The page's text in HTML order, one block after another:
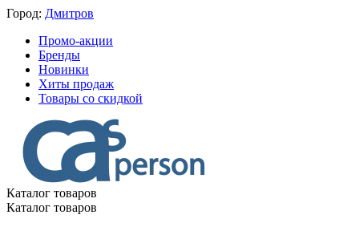
Город: Дмитров
Промо-акции
Бренды
Новинки
Хиты продаж
Товары со скидкой
Каталог товаров
Каталог товаров